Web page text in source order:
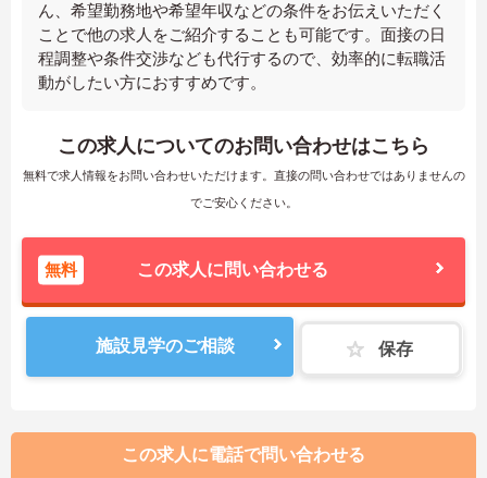
ん、希望勤務地や希望年収などの条件をお伝えいただく
ことで他の求人をご紹介することも可能です。面接の日
程調整や条件交渉なども代行するので、効率的に転職活
動がしたい方におすすめです。
この求人についてのお問い合わせはこちら
無料で求人情報をお問い合わせいただけます。直接の問い合わせではありませんの
でご安心ください。
無料 この求人に問い合わせる
施設見学のご相談 保存
この求人に電話で問い合わせる